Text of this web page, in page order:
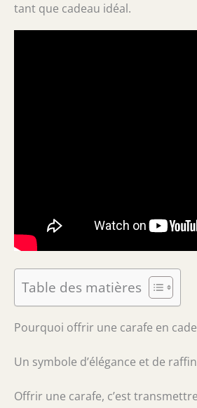
tant que cadeau idéal.
Table des matières
Pourquoi offrir une carafe en
Un symbole d’élégance et de
Offrir une carafe, c’est